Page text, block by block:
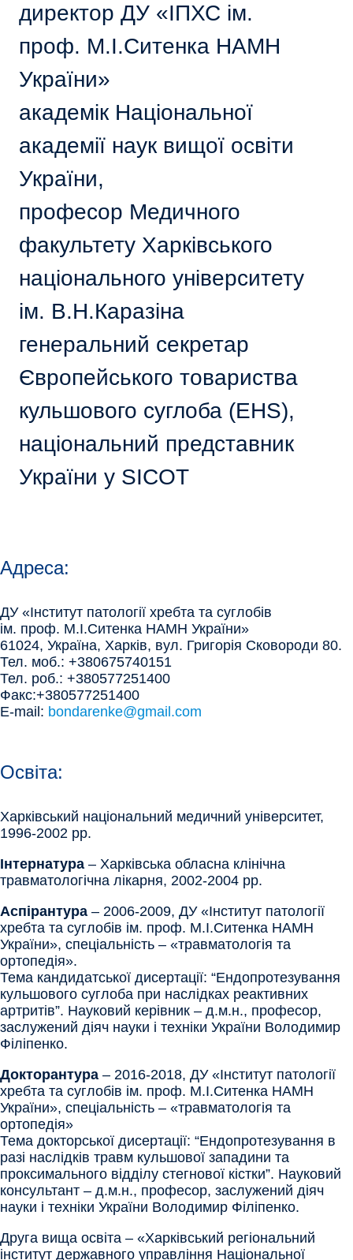
директор ДУ «ІПХС ім.
проф. М.І.Ситенка НАМН
України»
академік Національної
академії наук вищої освіти
України,
професор Медичного
факультету Харківського
національного університету
ім. В.Н.Каразіна
генеральний секретар
Європейського товариства
кульшового суглоба (EHS),
національний представник
України у SICOT
Адреса:
ДУ «Інститут патології хребта та суглобів
ім. проф. М.І.Ситенка НАМН України»
61024, Україна, Харків, вул. Григорія Сковороди 80.
Тел. моб.: +380675740151
Тел. роб.: +380577251400
Факс:+380577251400
E-mail: bondarenke@gmail.com
Освіта:
Харківський національний медичний університет,
1996-2002 рр.
Інтернатура – Харківська обласна клінічна
травматологічна лікарня, 2002-2004 рр.
Аспірантура – 2006-2009, ДУ «Інститут патології
хребта та суглобів ім. проф. М.І.Ситенка НАМН
України», спеціальність – «травматологія та
ортопедія».
Тема кандидатської дисертації: “Ендопротезування
кульшового суглоба при наслідках реактивних
артритів”. Науковий керівник – д.м.н., професор,
заслужений діяч науки і техніки України Володимир
Філіпенко.
Докторантура – 2016-2018, ДУ «Інститут патології
хребта та суглобів ім. проф. М.І.Ситенка НАМН
України», спеціальність – «травматологія та
ортопедія»
Тема докторської дисертації: “Ендопротезування в
разі наслідків травм кульшової западини та
проксимального відділу стегнової кістки”. Науковий
консультант – д.м.н., професор, заслужений діяч
науки і техніки України Володимир Філіпенко.
Друга вища освіта – «Харківський регіональний
інститут державного управління Національної